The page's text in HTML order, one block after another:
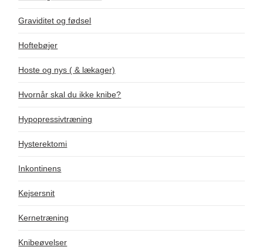
Graviditet og fødsel
Hoftebøjer
Hoste og nys ( & lækager)
Hvornår skal du ikke knibe?
Hypopressivtræning
Hysterektomi
Inkontinens
Kejsersnit
Kernetræning
Knibeøvelser